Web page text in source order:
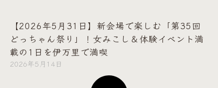
【2026年5月31日】新会場で楽しむ「第35回
どっちゃん祭り」！女みこし＆体験イベント満
載の1日を伊万里で満喫
2026年5月14日